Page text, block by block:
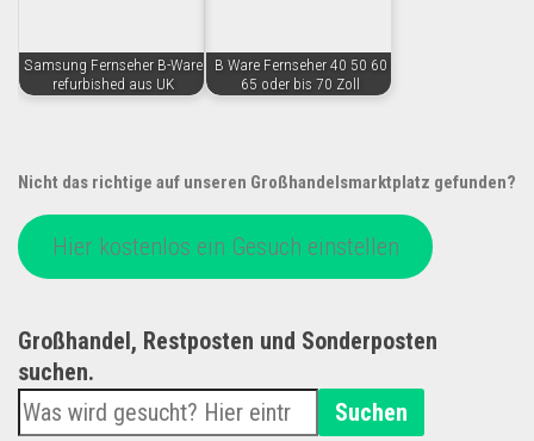
Samsung Fernseher B-Ware
refurbished aus UK
B Ware Fernseher 40 50 60
65 oder bis 70 Zoll
Nicht das richtige auf unseren Großhandelsmarktplatz gefunden?
Hier kostenlos ein Gesuch einstellen
Großhandel, Restposten und Sonderposten
suchen.
Suchen